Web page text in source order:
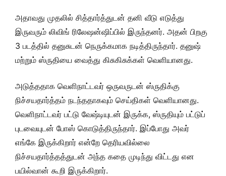
அதாவது முதலில் சித்தார்த்துடன் தனி வீடு எடுத்து
இருவரும் லிவிங் ரிலேஷன்ஷிப்பில் இருந்தனர். அதன் பிறகு
3 படத்தில் தனுசுடன் நெருக்கமாக நடித்திருந்தார். தனுஷ்
மற்றும் ஸ்ருதியை வைத்து கிசுகிசுக்கள் வெளியானது.
அடுத்ததாக வெளிநாட்டவர் ஒருவருடன் ஸ்ருதிக்கு
நிச்சயதார்த்தம் நடந்ததாகவும் செய்திகள் வெளியானது.
வெளிநாட்டவர் பட்டு வேஷ்டியுடன் இருக்க, ஸ்ருதியும் பட்டுப்
புடவையுடன் போஸ் கொடுத்திருந்தார். இப்போது அவர்
எங்கே இருக்கிறார் என்றே தெரியவில்லை
நிச்சயதார்த்தத்துடன் அந்த கதை முடிந்து விட்டது என
பயில்வான் கூறி இருக்கிறார்.